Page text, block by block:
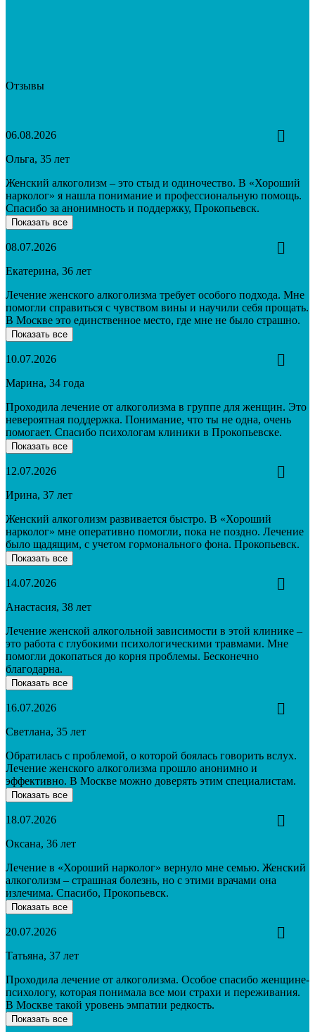
Отзывы
06.08.2026
Ольга, 35 лет
Женский алкоголизм – это стыд и одиночество. В «Хороший
нарколог» я нашла понимание и профессиональную помощь.
Спасибо за анонимность и поддержку, Прокопьевск.
Показать все
08.07.2026
Екатерина, 36 лет
Лечение женского алкоголизма требует особого подхода. Мне
помогли справиться с чувством вины и научили себя прощать.
В Москве это единственное место, где мне не было страшно.
Показать все
10.07.2026
Марина, 34 года
Проходила лечение от алкоголизма в группе для женщин. Это
невероятная поддержка. Понимание, что ты не одна, очень
помогает. Спасибо психологам клиники в Прокопьевске.
Показать все
12.07.2026
Ирина, 37 лет
Женский алкоголизм развивается быстро. В «Хороший
нарколог» мне оперативно помогли, пока не поздно. Лечение
было щадящим, с учетом гормонального фона. Прокопьевск.
Показать все
14.07.2026
Анастасия, 38 лет
Лечение женской алкогольной зависимости в этой клинике –
это работа с глубокими психологическими травмами. Мне
помогли докопаться до корня проблемы. Бесконечно
благодарна.
Показать все
16.07.2026
Светлана, 35 лет
Обратилась с проблемой, о которой боялась говорить вслух.
Лечение женского алкоголизма прошло анонимно и
эффективно. В Москве можно доверять этим специалистам.
Показать все
18.07.2026
Оксана, 36 лет
Лечение в «Хороший нарколог» вернуло мне семью. Женский
алкоголизм – страшная болезнь, но с этими врачами она
излечима. Спасибо, Прокопьевск.
Показать все
20.07.2026
Татьяна, 37 лет
Проходила лечение от алкоголизма. Особое спасибо женщине-
психологу, которая понимала все мои страхи и переживания.
В Москве такой уровень эмпатии редкость.
Показать все